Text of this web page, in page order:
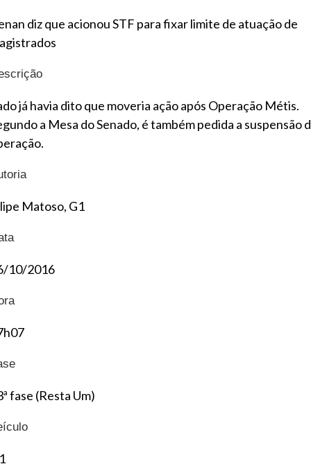
diz que acionou STF para fixar limite de atuação de
já havia dito que moveria ação após Operação Métis.
a Mesa do Senado, é também pedida a suspensão
Matoso, G1
10/2016
fase (Resta Um)